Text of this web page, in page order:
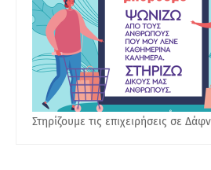
Στηρίζουμε τις επιχειρήσεις σε